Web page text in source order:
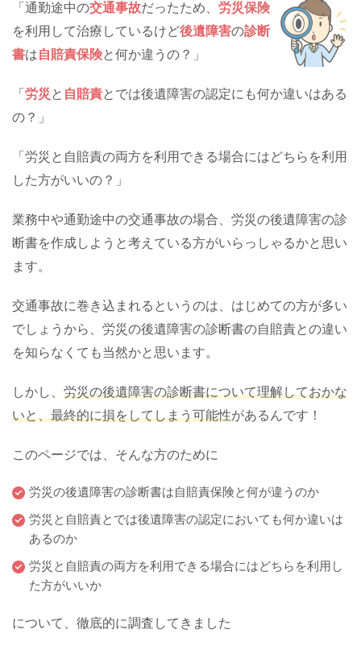
「通勤途中の交通事故だったため、 労災保険
を利用して治療しているけど後遺障害の診断
書は自賠責保険と何か違うの？」
「 労災 と 自賠責とでは後遺障害の認定にも何か違いはある
の？」
「労災と自賠責の両方を利用できる場合にはどちらを利用
した方がいいの？」
業務中や通勤途中の交通事故の場合、労災の後遺障害の診
断書を作成しようと考えている方がいらっしゃるかと思い
ます。
交通事故に巻き込まれるというのは、はじめての方が多い
でしょうから、労災の後遺障害の診断書の自賠責との違い
を知らなくても当然かと思います。
しかし、 労災の後遺障害の診断書について理解しておかな
いと、最終的に損をしてしまう可能性があるんです！
このページでは、そんな方のために
労災の後遺障害の診断書は自賠責保険と何が違うのか
労災と自賠責とでは後遺障害の認定においても何か違いは
あるのか
労災と自賠責の両方を利用できる場合にはどちらを利用し
た方がいいか
について、徹底的に調査してきました